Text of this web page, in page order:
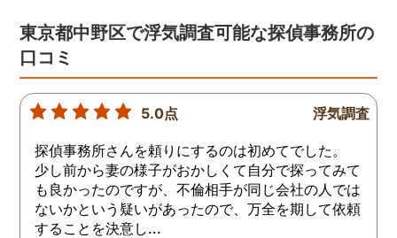
東京都中野区で浮気調査可能な探偵事務所の
口コミ
5.0点 浮気調査
探偵事務所さんを頼りにするのは初めてでした。
少し前から妻の様子がおかしくて自分で探ってみて
も良かったのですが、不倫相手が同じ会社の人では
ないかという疑いがあったので、万全を期して依頼
することを決意し...